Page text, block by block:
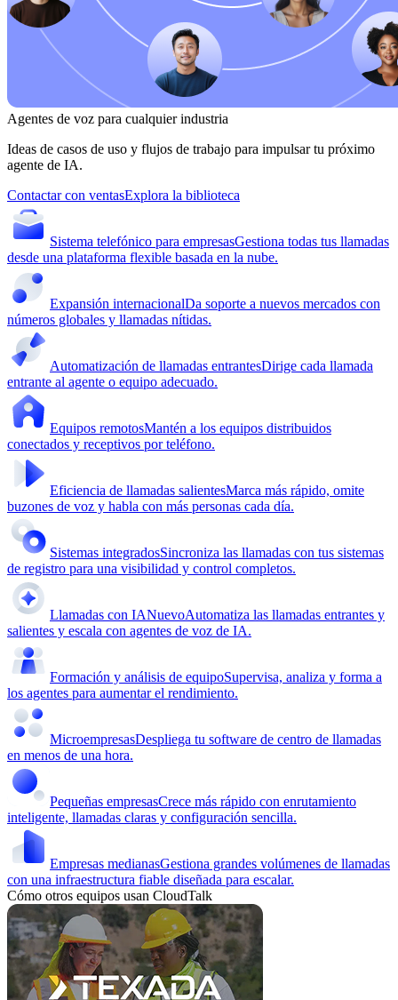
Agentes de voz para cualquier industria
Ideas de casos de uso y flujos de trabajo para impulsar tu próximo
agente de IA.
Contactar con ventasExplora la biblioteca
Sistema telefónico para empresasGestiona todas tus llamadas
desde una plataforma flexible basada en la nube.
Expansión internacionalDa soporte a nuevos mercados con
números globales y llamadas nítidas.
Automatización de llamadas entrantesDirige cada llamada
entrante al agente o equipo adecuado.
Equipos remotosMantén a los equipos distribuidos
conectados y receptivos por teléfono.
Eficiencia de llamadas salientesMarca más rápido, omite
buzones de voz y habla con más personas cada día.
Sistemas integradosSincroniza las llamadas con tus sistemas
de registro para una visibilidad y control completos.
Llamadas con IANuevoAutomatiza las llamadas entrantes y
salientes y escala con agentes de voz de IA.
Formación y análisis de equipoSupervisa, analiza y forma a
los agentes para aumentar el rendimiento.
MicroempresasDespliega tu software de centro de llamadas
en menos de una hora.
Pequeñas empresasCrece más rápido con enrutamiento
inteligente, llamadas claras y configuración sencilla.
Empresas medianasGestiona grandes volúmenes de llamadas
con una infraestructura fiable diseñada para escalar.
Cómo otros equipos usan CloudTalk